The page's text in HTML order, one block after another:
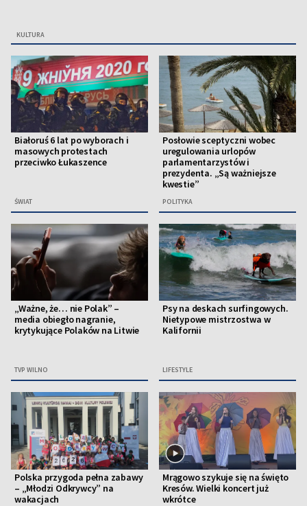
KULTURA
Białoruś 6 lat po wyborach i
masowych protestach
przeciwko Łukaszence
ŚWIAT
Posłowie sceptyczni wobec
uregulowania urlopów
parlamentarzystów i
prezydenta. „Są ważniejsze
kwestie”
POLITYKA
„Ważne, że… nie Polak” –
media obiegło nagranie,
krytykujące Polaków na Litwie
TVP WILNO
Psy na deskach surfingowych.
Nietypowe mistrzostwa w
Kalifornii
LIFESTYLE
Polska przygoda pełna zabawy
– „Młodzi Odkrywcy” na
wakacjach
Mrągowo szykuje się na święto
Kresów. Wielki koncert już
wkrótce